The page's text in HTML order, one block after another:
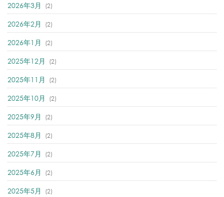
2026年3月 (2)
2026年2月 (2)
2026年1月 (2)
2025年12月 (2)
2025年11月 (2)
2025年10月 (2)
2025年9月 (2)
2025年8月 (2)
2025年7月 (2)
2025年6月 (2)
2025年5月 (2)